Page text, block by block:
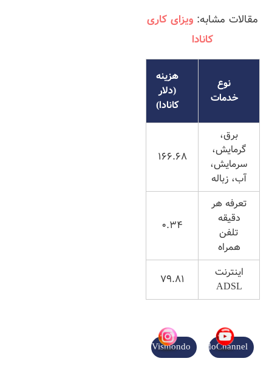
مقالات مشابه: ویزای کاری
کانادا
نوع
خدمات
هزینه
(دلار
کانادا)
برق،
گرمایش،
سرمایش،
آب، زباله
166.68
تعرفه هر
دقیقه
تلفن
همراه
0.34
اینترنت
ADSL
79.81
VismondoChannel
Vismondo